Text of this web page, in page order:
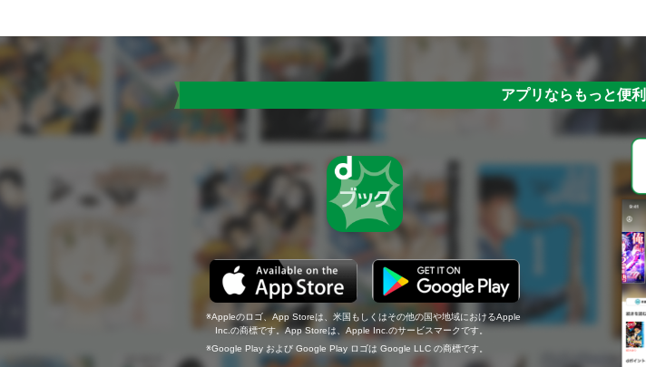
アプリならもっと便
Appleのロゴ、App Storeは、米国もしくはその他の国や地域におけるApple
Inc.の商標です。App Storeは、Apple Inc.のサービスマークです。
Google Play および Google Play ロゴは Google LLC の商標です。